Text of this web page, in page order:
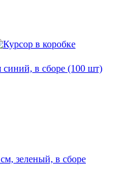
синий, в сборе (100 шт)